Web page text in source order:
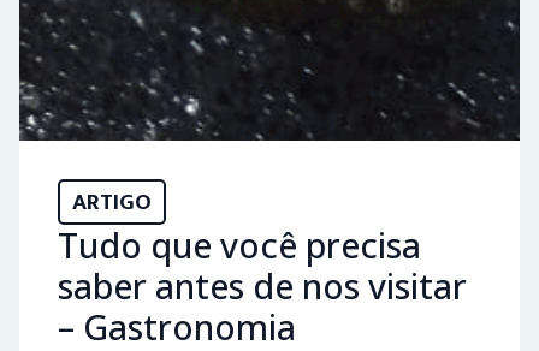
ARTIGO
Tudo que você precisa
saber antes de nos visitar
– Gastronomia